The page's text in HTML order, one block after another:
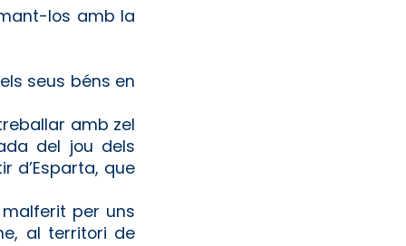
los amb la
seus béns en
amb zel
del jou dels
d’Esparta, que
malferit per uns
al territori de